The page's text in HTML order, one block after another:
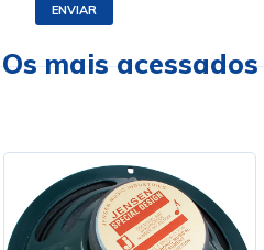
ENVIAR
Os mais acessados